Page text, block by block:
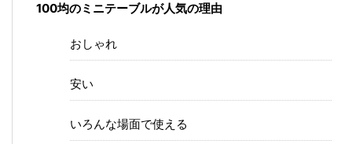
100均のミニテーブルが人気の理由
おしゃれ
安い
いろんな場面で使える